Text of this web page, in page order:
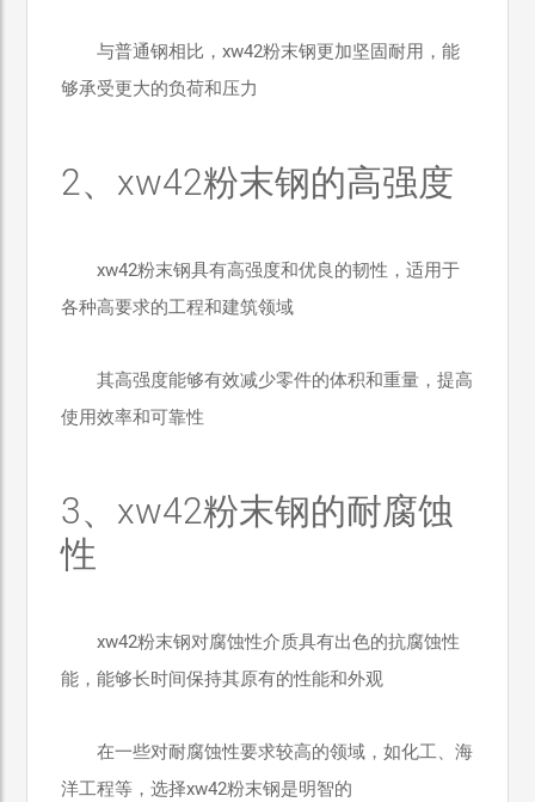
与普通钢相比，xw42粉末钢更加坚固耐用，能
够承受更大的负荷和压力
2、xw42粉末钢的高强度
xw42粉末钢具有高强度和优良的韧性，适用于
各种高要求的工程和建筑领域
其高强度能够有效减少零件的体积和重量，提高
使用效率和可靠性
3、xw42粉末钢的耐腐蚀
性
xw42粉末钢对腐蚀性介质具有出色的抗腐蚀性
能，能够长时间保持其原有的性能和外观
在一些对耐腐蚀性要求较高的领域，如化工、海
洋工程等，选择xw42粉末钢是明智的